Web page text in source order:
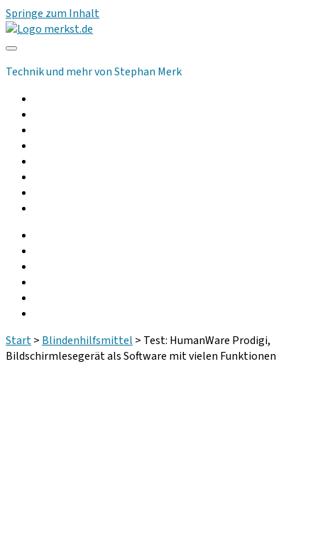
Springe zum Inhalt
merkst.de
Technik und mehr von Stephan Merk
Start> Blindenhilfsmittel > Test: HumanWare Prodigi,
Bildschirmlesegerät als Software mit vielen Funktionen